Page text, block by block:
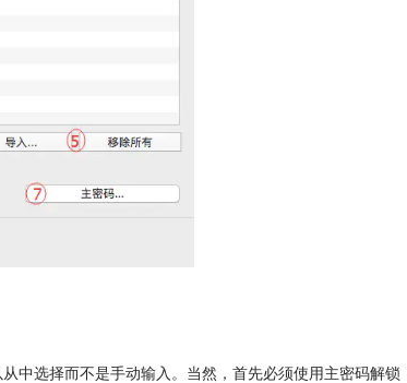
中选择而不是手动输入。当然，首先必须使用主密码解锁